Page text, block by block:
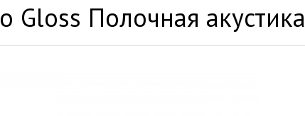
Gloss Полочная акустика